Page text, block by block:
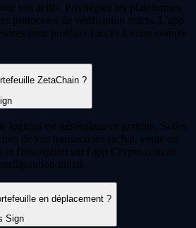
vos actifs. Privilégiez les plateformes
protocoles de vérification stricts. L'app
pour protéger l'accès à votre compte
ZetaChain ?
logiciel est généralement gratuite. Si des
de vos transactions (achat, vente ou
et l'inscription sur l'app Crypto.com ne
initial.
en déplacement ?